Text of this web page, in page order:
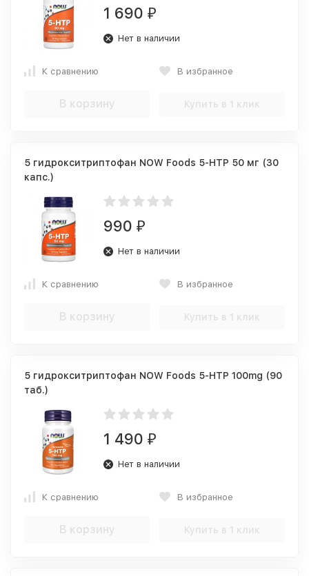
1 690 ₽
Нет в наличии
К сравнению В избранное
В корзину Купить в 1 клик
5 гидрокситриптофан NOW Foods 5-HTP 50 мг (30
капс.)
990 ₽
Нет в наличии
К сравнению В избранное
В корзину Купить в 1 клик
5 гидрокситриптофан NOW Foods 5-HTP 100mg (90
таб.)
1 490 ₽
Нет в наличии
К сравнению В избранное
В корзину Купить в 1 клик